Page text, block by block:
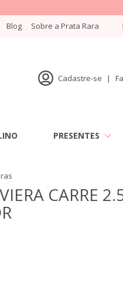
Blog Sobre a Prata Rara
Cadastre-se |
PRESENTES
CARRE